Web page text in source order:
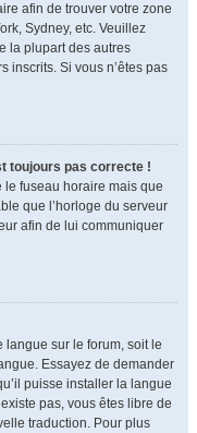
afin de trouver votre zone
Sydney, etc. Veuillez
la plupart des autres
inscrits. Si vous n’êtes pas
toujours pas correcte !
le fuseau horaire mais que
que l’horloge du serveur
afin de lui communiquer
langue sur le forum, soit le
Essayez de demander
puisse installer la langue
pas, vous êtes libre de
traduction. Pour plus